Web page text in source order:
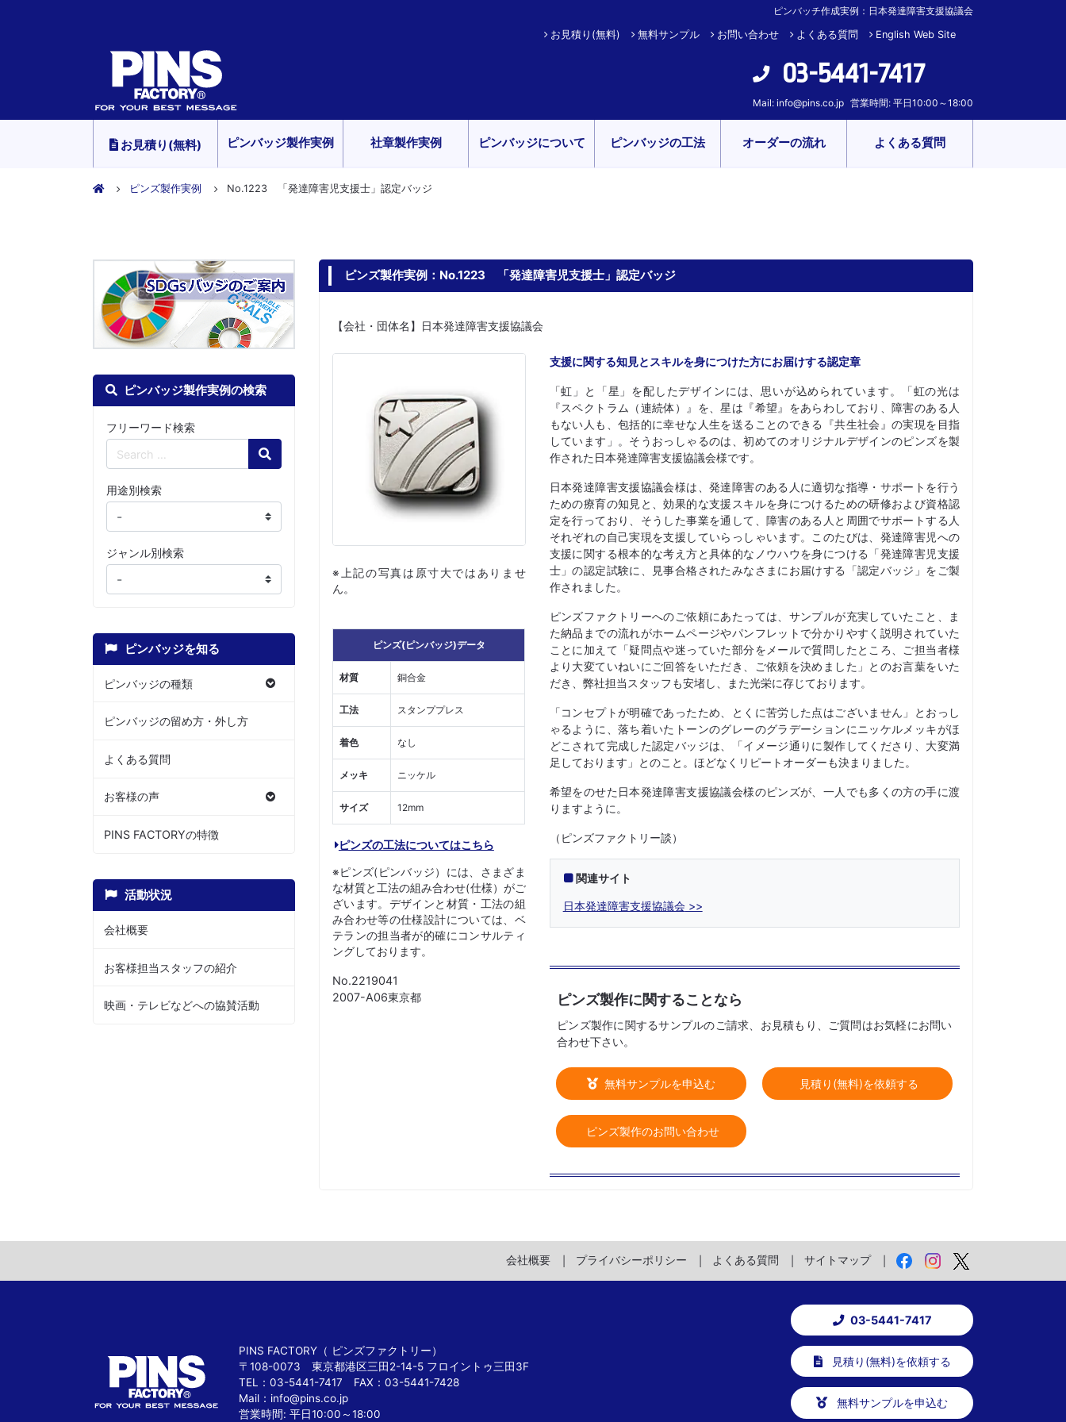
ピンバッチ作成実例：日本発達障害支援協議会
お見積り(無料) 無料サンプル お問い合わせ よくある質問 English Web Site
03-5441-7417
Mail: info@pins.co.jp 営業時間: 平日10:00～18:00
お見積り(無料) ピンバッジ製作実例 社章製作実例 ピンバッジについて ピンバッジの工法 オーダーの流れ よくある質問
ピンズ製作実例 No.1223 「発達障害児支援士」認定バッジ
ピンバッジ製作実例の検索
フリーワード検索
Search
用途別検索
ジャンル別検索
ピンバッジを知る
ピンバッジの種類
ピンバッジの留め方・外し方
よくある質問
お客様の声
PINS FACTORYの特徴
活動状況
会社概要
お客様担当スタッフの紹介
映画・テレビなどへの協賛活動
ピンズ製作実例：No.1223 「発達障害児支援士」認定バッジ
【会社・団体名】日本発達障害支援協議会
※上記の写真は原寸大ではありませ
ん。
ピンズ(ピンバッジ)データ
材質 銅合金
工法 スタンププレス
着色 なし
メッキ ニッケル
サイズ 12mm
ピンズの工法についてはこちら
※ピンズ(ピンバッジ）には、さまざま
な材質と工法の組み合わせ(仕様）がご
ざいます。デザインと材質・工法の組
み合わせ等の仕様設計については、ベ
テランの担当者が的確にコンサルティ
ングしております。
No.2219041
2007-A06東京都
支援に関する知見とスキルを身につけた方にお届けする認定章
「虹」と「星」を配したデザインには、思いが込められています。「虹の光は
『スペクトラム（連続体）』を、星は『希望』をあらわしており、障害のある人
もない人も、包括的に幸せな人生を送ることのできる『共生社会』の実現を目指
しています」。そうおっしゃるのは、初めてのオリジナルデザインのピンズを製
作された日本発達障害支援協議会様です。
日本発達障害支援協議会様は、発達障害のある人に適切な指導・サポートを行う
ための療育の知見と、効果的な支援スキルを身につけるための研修および資格認
定を行っており、そうした事業を通して、障害のある人と周囲でサポートする人
それぞれの自己実現を支援していらっしゃいます。このたびは、発達障害児への
支援に関する根本的な考え方と具体的なノウハウを身につける「発達障害児支援
士」の認定試験に、見事合格されたみなさまにお届けする「認定バッジ」をご製
作されました。
ピンズファクトリーへのご依頼にあたっては、サンプルが充実していたこと、ま
た納品までの流れがホームページやパンフレットで分かりやすく説明されていた
ことに加えて「疑問点や迷っていた部分をメールで質問したところ、ご担当者様
より大変ていねいにご回答をいただき、ご依頼を決めました」とのお言葉をいた
だき、弊社担当スタッフも安堵し、また光栄に存じております。
「コンセプトが明確であったため、とくに苦労した点はございません」とおっし
ゃるように、落ち着いたトーンのグレーのグラデーションにニッケルメッキがほ
どこされて完成した認定バッジは、「イメージ通りに製作してくださり、大変満
足しております」とのこと。ほどなくリピートオーダーも決まりました。
希望をのせた日本発達障害支援協議会様のピンズが、一人でも多くの方の手に渡
りますように。
（ピンズファクトリー談）
関連サイト
日本発達障害支援協議会
ピンズ製作に関することなら
ピンズ製作に関するサンプルのご請求、お見積もり、ご質問はお気軽にお問い
合わせ下さい。
無料サンプルを申込む 見積り(無料)を依頼する
ピンズ製作のお問い合わせ
会社概要 プライバシーポリシー よくある質問 サイトマップ
PINS FACTORY（ ピンズファクトリー）
〒108-0073 東京都港区三田2-14-5 フロイントゥ三田3F
TEL：03-5441-7417 FAX：03-5441-7428
Mail： info@pins.co.jp
営業時間: 平日10:00～18:00
03-5441-7417
見積り(無料)を依頼する
無料サンプルを申込む